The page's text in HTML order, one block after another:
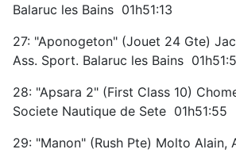
Balaruc les Bains 01h51:13
27: "Aponogeton" (Jouet 24 Gte)
Ass. Sport. Balaruc les Bains
28: "Apsara 2" (First Class 10)
Societe Nautique de Sete 01h51:55
29: "Manon" (Rush Pte) Molto Alain,